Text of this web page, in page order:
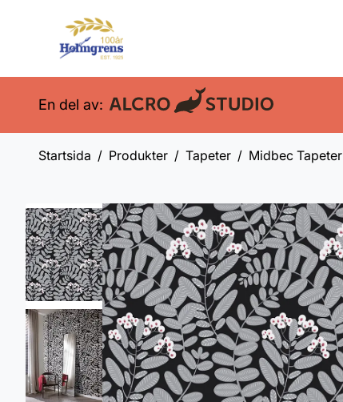
En del av:
Startsida Produkter Tapeter Midbec Tapeter